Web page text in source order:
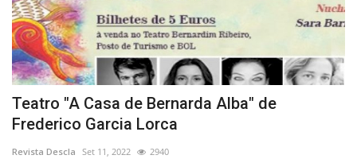
Teatro "A Casa de Bernarda Alba" de
Frederico Garcia Lorca
Revista Descla Set 11, 2022 2940